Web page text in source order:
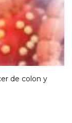
de colon y